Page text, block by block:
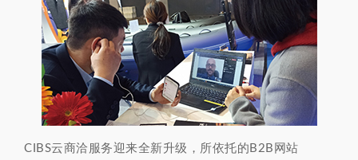
CIBS云商洽服务迎来全新升级，所依托的B2B网站